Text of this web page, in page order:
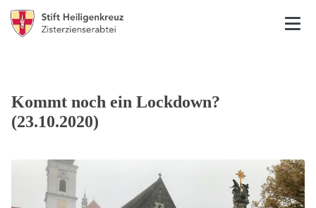
Kommt noch ein Lockdown?
(23.10.2020)